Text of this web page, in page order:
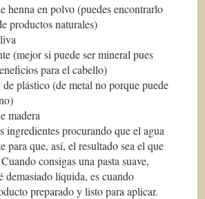
henna en polvo (puedes encontrarlo
productos naturales)
(mejor si puede ser mineral pues
para el cabello)
de plástico (de metal no porque puede
madera
ingredientes procurando que el agua
para que, así, el resultado sea el que
consigas una pasta suave,
demasiado líquida, es cuando
preparado y listo para aplicar.